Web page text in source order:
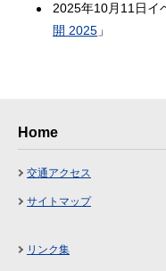
2025年10月11日イ
開 2025 」
Home
交通アクセス
サイトマップ
リンク集